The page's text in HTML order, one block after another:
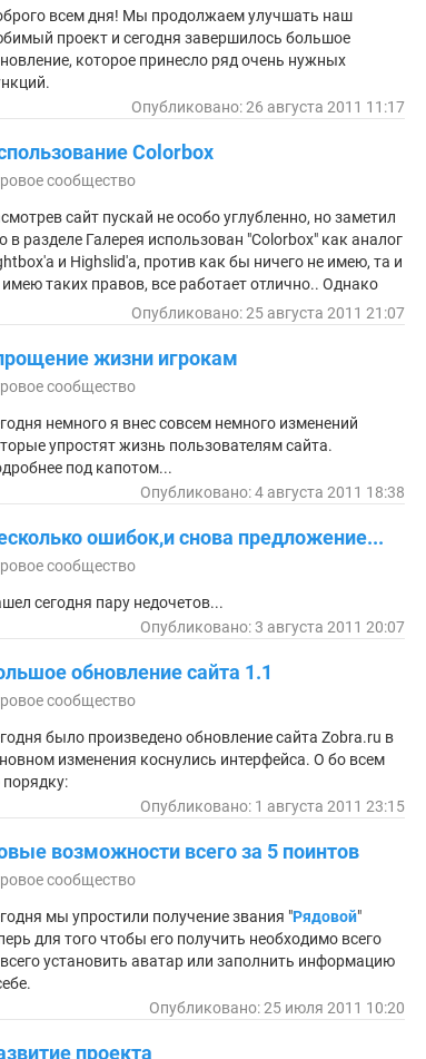
всем дня! Мы продолжаем улучшать наш
проект и сегодня завершилось большое
которое принесло ряд очень нужных
Опубликовано: 26 августа 2011 11:17
Colorbox
сообщество
сайт пускай не особо углубленно, но заметил
в разделе Галерея использован "Colorbox" как аналог
и Highslid'a, против как бы ничего не имею, та и
имею таких правов, все работает отлично.. Однако
многие со мной согласятся что такой плюшки не
и в обычных постах, в новостях...
Опубликовано: 25 августа 2011 21:07
жизни игрокам
сообщество
немного я внес совсем немного изменений
упростят жизнь пользователям сайта.
под капотом...
Опубликовано: 4 августа 2011 18:38
ошибок,и снова предложение...
сообщество
сегодня пару недочетов...
Опубликовано: 3 августа 2011 20:07
обновление сайта 1.1
сообщество
было произведено обновление сайта Zobra.ru в
изменения коснулись интерфейса. О бо всем
порядку:
Опубликовано: 1 августа 2011 23:15
возможности всего за 5 поинтов
сообщество
мы упростили получение звания "Рядовой"
для того чтобы его получить необходимо всего
установить аватар или заполнить информацию
Опубликовано: 25 июля 2011 10:20
проекта